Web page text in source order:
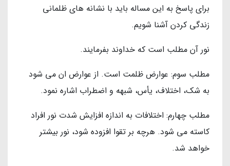
براي پاسخ به اين مساله بايد با نشانه هاي ظلماني
زندگي كردن آشنا شويم.
نور آن مطلب است كه خداوند بفرمايند.
مطلب سوم: عوارض ظلمت است. از عوارض ان مي شود
به شك، اختلاف، يأس، شبهه و اضطراب اشاره نمود.
مطلب چهارم: اختلافات به اندازه افزايش شدت نور افراد
كاسته مى شود. هرچه بر تقوا افزوده شود، نور بيشتر
خواهد شد.